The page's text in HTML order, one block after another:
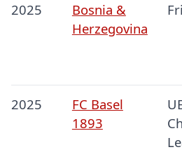
2025
Bosnia &
Herzegovina
2025
FC Basel
1893